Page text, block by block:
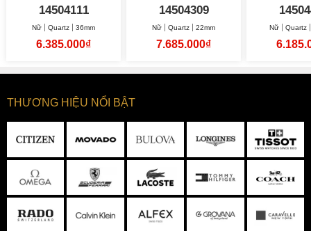
36mm
14504111
Nữ Quartz 36mm
6.385.000₫
14504309
Nữ Quartz 22mm
7.685.000₫
Nữ Quartz
THƯƠNG HIỆU NỔI BẬT